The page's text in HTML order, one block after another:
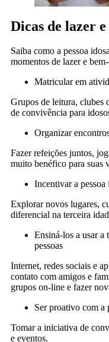
Dicas de lazer
Saiba como a pessoa
momentos de lazer e
Matricular em
Grupos de leitura, clubes
de convivência para
Organizar
Fazer refeições juntos,
muito benéfico para suas
Incentivar a
Explorar novos lugares,
diferencial na terceira
Ensiná-los a usar a
pessoas
Internet, redes sociais e
contato com amigos e
grupos on-line e fazer
Ser proativo com a
Tomar a iniciativa de
e eventos.